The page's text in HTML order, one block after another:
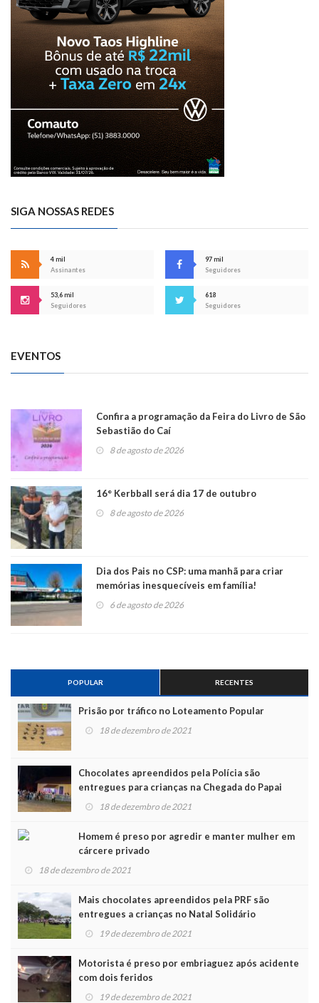
SIGA NOSSAS REDES
4 mil
Assinantes
97 mil
Seguidores
53,6 mil
Seguidores
618
Seguidores
EVENTOS
Confira a programação da Feira do Livro de São
Sebastião do Caí
8 de agosto de 2026
16° Kerbball será dia 17 de outubro
8 de agosto de 2026
Dia dos Pais no CSP: uma manhã para criar
memórias inesquecíveis em família!
6 de agosto de 2026
POPULAR RECENTES
Prisão por tráfico no Loteamento Popular
18 de dezembro de 2021
Chocolates apreendidos pela Polícia são
entregues para crianças na Chegada do Papai
Noel
18 de dezembro de 2021
Homem é preso por agredir e manter mulher em
cárcere privado
18 de dezembro de 2021
Mais chocolates apreendidos pela PRF são
entregues a crianças no Natal Solidário
19 de dezembro de 2021
Motorista é preso por embriaguez após acidente
com dois feridos
19 de dezembro de 2021